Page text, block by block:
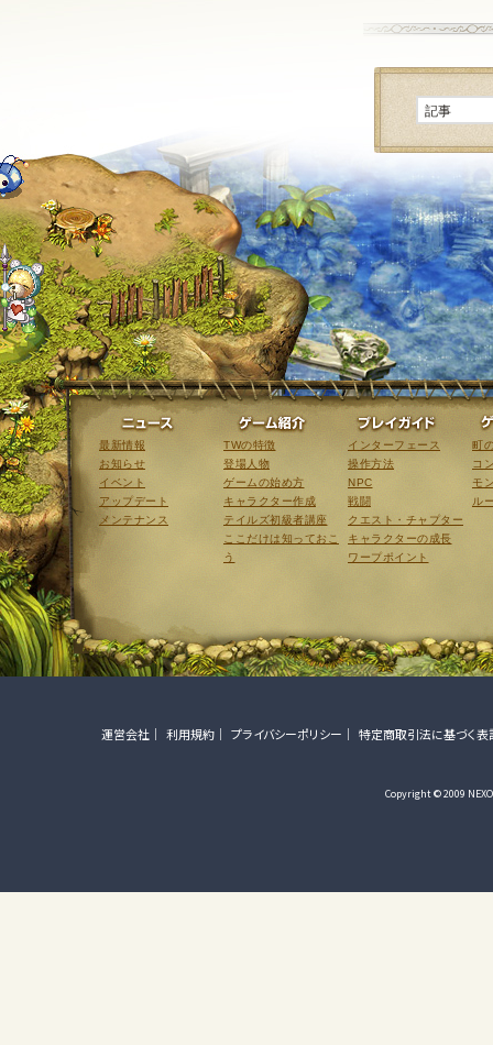
ニュース
最新情報
お知らせ
イベント
アップデート
メンテナンス
ゲーム紹介
TWの特徴
登場人物
ゲームの始め方
キャラクター作成
テイルズ初級者講座
ここだけは知っておこ
う
インターフェース
操作方法
NPC
戦闘
クエスト・チャプター
キャラクターの成長
ワープポイント
町
コ
モ
ル
運営会社 利用規約 プライバシーポリシー 特定商取引法に基づく表
Copyright © 2009